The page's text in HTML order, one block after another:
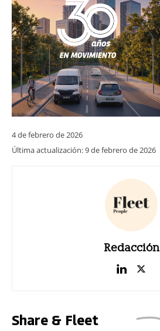
4 de febrero de 2026
Última actualización:9 de febrero de 2026
Redacción
Share & Fleet